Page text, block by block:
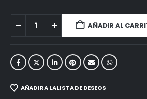
AÑADIR AL
AÑADIR A LA LISTA DE DESEOS